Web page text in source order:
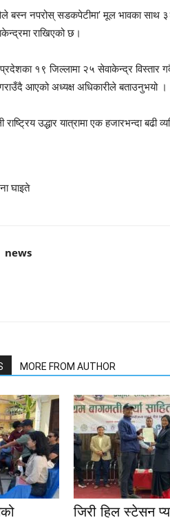
बस्न नपरोस् सडकपेटीमा’ मूल भावका साथ
राखिएको छ।
१९ जिल्लामा २५ सेवाकेन्द्र विस्तार
गराउँदै आएको अध्यक्ष अधिकारीले बताउनुभयो ।
उद्धार यात्रामा एक हजारभन्दा बढी
घाइते
news
MORE FROM AUTHOR
जिरी हिल स्टेसन